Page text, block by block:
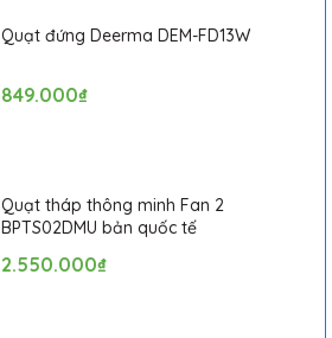
Quạt đứng Deerma DEM-FD13W
849.000₫
Quạt tháp thông minh Fan 2
BPTS02DMU bản quốc tế
2.550.000₫